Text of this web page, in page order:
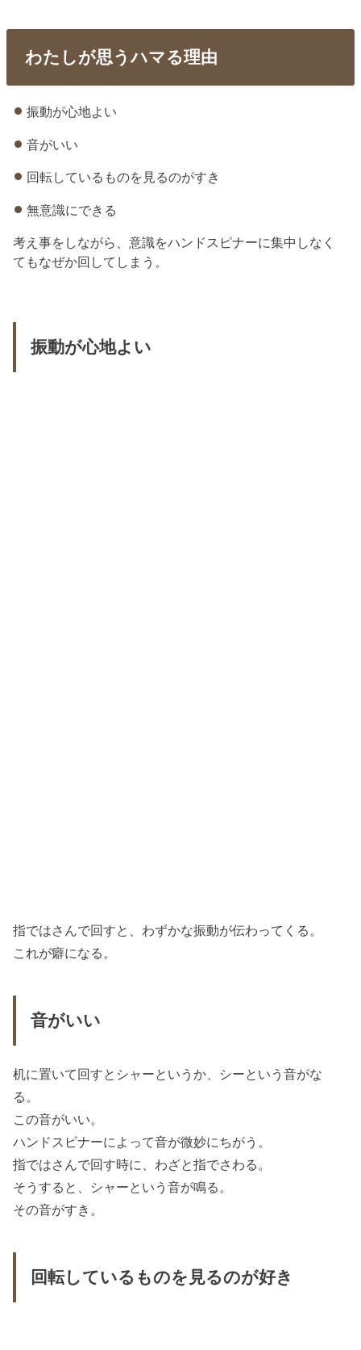
わたしが思うハマる理由
振動が心地よい
音がいい
回転しているものを見るのがすき
無意識にできる
考え事をしながら、意識をハンドスピナーに集中しなく
てもなぜか回してしまう。
振動が心地よい
指ではさんで回すと、わずかな振動が伝わってくる。
これが癖になる。
音がいい
机に置いて回すとシャーというか、シーという音がな
る。
この音がいい。
ハンドスピナーによって音が微妙にちがう。
指ではさんで回す時に、わざと指でさわる。
そうすると、シャーという音が鳴る。
その音がすき。
回転しているものを見るのが好き